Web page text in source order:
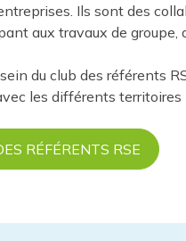
Ils sont des
aux travaux de groupe,
du club des référents
les différents territoires
RÉFÉRENTS RSE